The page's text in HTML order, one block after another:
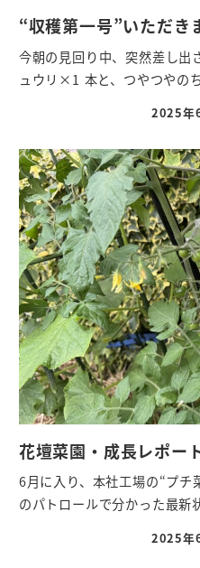
“収穫第一号”いただき
今朝の見回り中、突然差し
ュウリ×1 本と、つやつや
2025年
花壇菜園・成長レポー
6月に入り、本社工場の“プ
のパトロールで分かった最
2025年